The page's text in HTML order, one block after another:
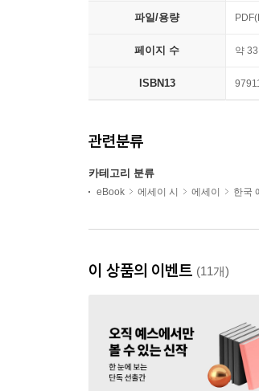
파일/용량
페이지 수 약
ISBN13
관련분류
카테고리 분류
eBook 에세이 시 에세이 한국
이 상품의 이벤트 (11개)